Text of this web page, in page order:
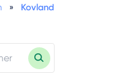
» Kovland